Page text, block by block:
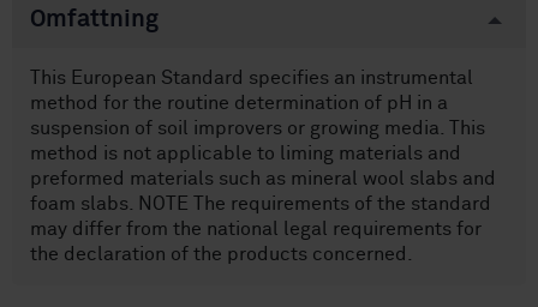
Omfattning
This European Standard specifies an instrumental
method for the routine determination of pH in a
suspension of soil improvers or growing media. This
method is not applicable to liming materials and
preformed materials such as mineral wool slabs and
foam slabs. NOTE The requirements of the standard
may differ from the national legal requirements for
the declaration of the products concerned.